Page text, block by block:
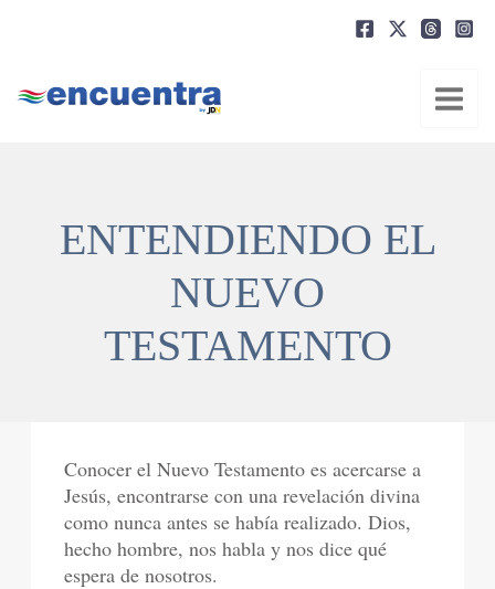
ENTENDIENDO EL
NUEVO
TESTAMENTO
Conocer el Nuevo Testamento es acercarse a
Jesús, encontrarse con una revelación divina
como nunca antes se había realizado. Dios,
hecho hombre, nos habla y nos dice qué
espera de nosotros.